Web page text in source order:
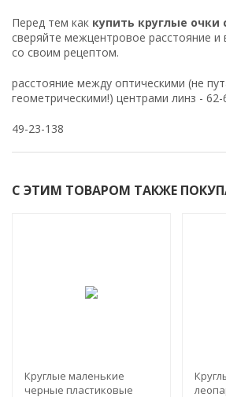
Перед тем как купить круглые
сверяйте межцентровое расстояние
со своим рецептом.
расстояние между оптическими (не
геометрическими!) центрами линз -
49-23-138
С ЭТИМ ТОВАРОМ ТАКЖЕ
Круглые маленькие
черные пластиковые